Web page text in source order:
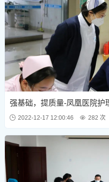
强基础，提质量-凤凰医院护
2022-12-17 12:00:46 282 次